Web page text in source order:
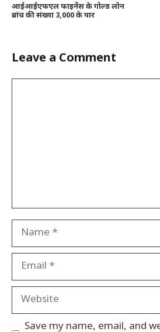
आईआईएफएल फाइनेंस के गोल्ड लोन
ब्रांच की संख्या 3,000 के पार
Leave a Comment
Name
Email
Website
Save my name, email, and